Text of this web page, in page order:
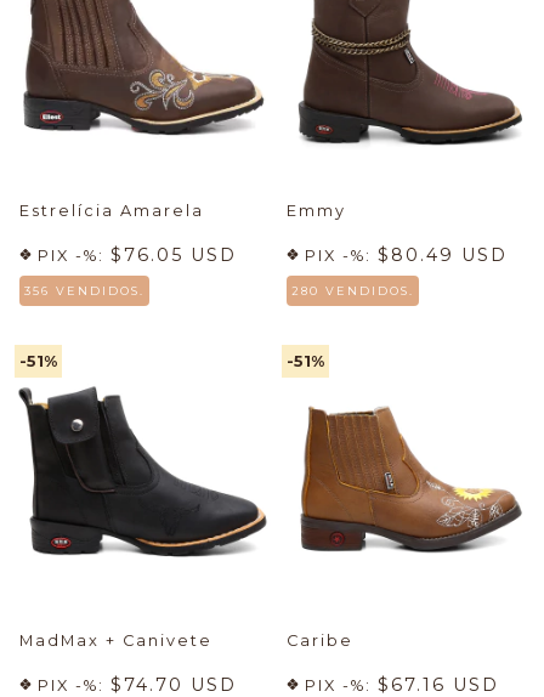
Estrelícia Amarela
PIX -%: $76.05 USD
356 VENDIDOS.
Emmy
PIX -%: $80.49 USD
280 VENDIDOS.
-51%
MadMax + Canivete
PIX -%: $74.70 USD
-51%
Caribe
PIX -%: $67.16 USD